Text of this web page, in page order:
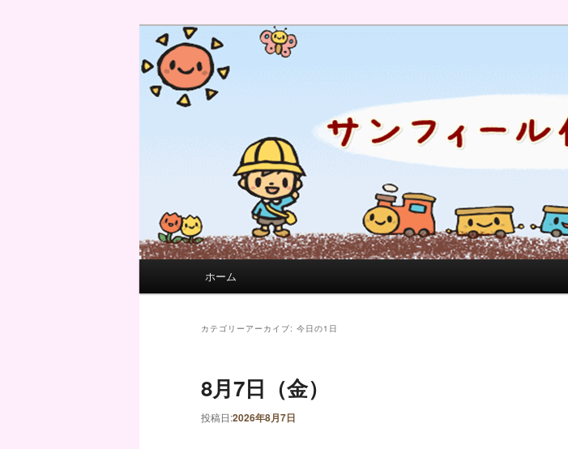
サンフィール保育園のブログ
サンフィール保育園のせんせいのブログです。園の日常を綴っています。
メインコンテンツへ移動
サブコンテンツへ移動
ホーム
カテゴリーアーカイブ: 今日の1日
8月7日（金）
投稿日:2026年8月7日